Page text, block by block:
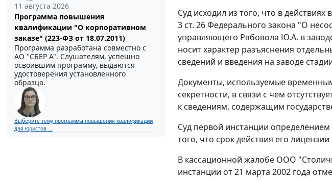
11 августа 2026
Программа повышения
квалификации "О корпоративном
заказе" (223-ФЗ от 18.07.2011)
Программа разработана совместно с
АО ''СБЕР А". Слушателям, успешно
освоившим программу, выдаются
удостоверения установленного
образца.
Выберите тему программы повышения квалификации
для юристов ...
Суд исходил из того, что в
3 ст. 26Федерального закона "О
управляющего Рябовола Ю.А. в
носит характер разъяснения
сведений и введения на заводе
Документы, используемые
секретности, в связи с чем
к сведениям, содержащим
Суд первой инстанции
того, что срок действия его
В кассационной жалобе ООО
инстанции от 21 марта 2002 года